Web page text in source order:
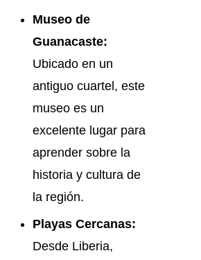
Museo de
Guanacaste:
Ubicado en un
antiguo cuartel, este
museo es un
excelente lugar para
aprender sobre la
historia y cultura de
la región.
Playas Cercanas:
Desde Liberia,